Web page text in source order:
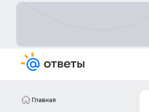
Главная